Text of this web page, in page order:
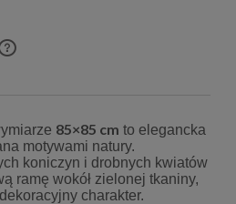
kosztów płatności
85×85 cm to elegancka
motywami natury.
koniczyn i drobnych kwiatów
ramę wokół zielonej tkaniny,
charakter.